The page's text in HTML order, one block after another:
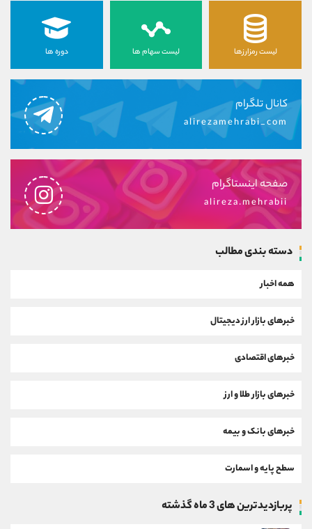
لیست رمزارزها لیست سهام ها دوره ها
کانال تلگرام
alirezamehrabi_com
صفحه اینستاگرام
alireza.mehrabii
دسته بندی مطالب
همه اخبار
خبرهای بازار ارز دیجیتال
خبرهای اقتصادی
خبرهای بازار طلا و ارز
خبرهای بانک و بیمه
سطح پایه و اسمارت
پربازدیدترین های 3 ماه گذشته